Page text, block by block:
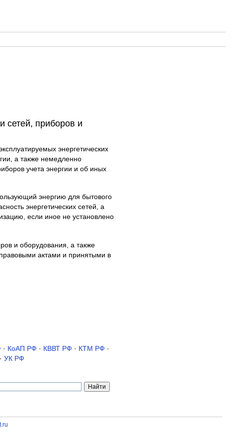
сетей, приборов и
энергетических
а также немедленно
учета энергии и об иных
энергию для бытового
энергетических сетей, а
если иное не установлено
и оборудования, а также
актами и принятыми в
· КоАП РФ · КВВТ РФ · КТМ РФ ·
· УК РФ